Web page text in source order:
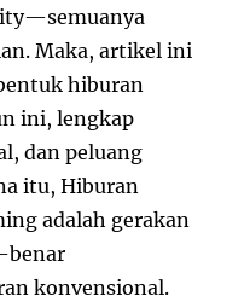
Maka, artikel ini
hiburan
ini, lengkap
dan peluang
itu, Hiburan
adalah gerakan
benar
konvensional.